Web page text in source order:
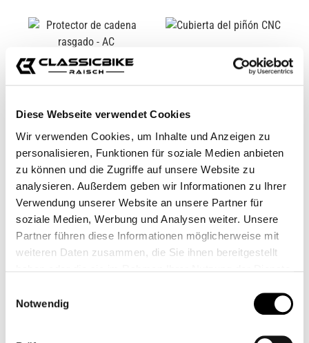
Diese Webseite verwendet Cookies
Wir verwenden Cookies, um Inhalte und Anzeigen zu
personalisieren, Funktionen für soziale Medien anbieten
zu können und die Zugriffe auf unsere Website zu
analysieren. Außerdem geben wir Informationen zu Ihrer
Verwendung unserer Website an unsere Partner für
soziale Medien, Werbung und Analysen weiter. Unsere
Partner führen diese Informationen möglicherweise mit
weiteren Daten zusammen, die Sie ihnen bereitgestellt
Notwendig
PROTECTOR DE
CADENA RASGADO -
AC
CB12386M
54,95 €*
CUBIERTA DEL PIÑÓN
CNC
CB00452M
Desde 94,95 €*